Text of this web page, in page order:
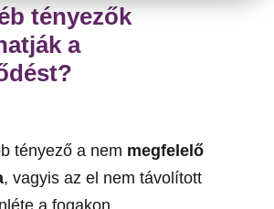
tényezők
a
tényező a nem megfelelő
, vagyis az el nem távolított